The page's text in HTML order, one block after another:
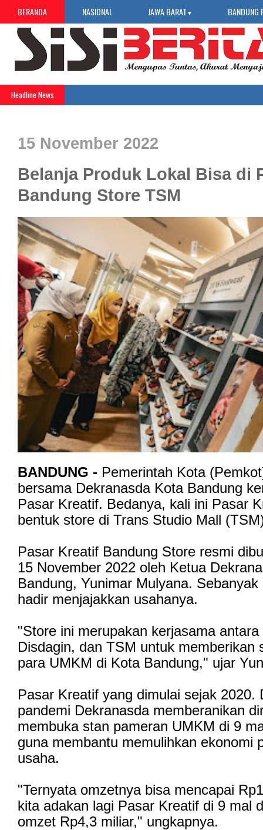
BERANDA NASIONAL JAWA BARAT ▼ BANDUNG
Headline News
15 November 2022
Belanja Produk Lokal Bisa di
Bandung Store TSM
BANDUNG - Pemerintah Kota
bersama Dekranasda Kota Bandung
Pasar Kreatif. Bedanya, kali ini Pasar
bentuk store di Trans Studio Mall
Pasar Kreatif Bandung Store resmi
15 November 2022 oleh Ketua
Bandung, Yunimar Mulyana.
hadir menjajakkan usahanya.
"Store ini merupakan kerjasama
Disdagin, dan TSM untuk memberikan
para UMKM di Kota Bandung," ujar
Pasar Kreatif yang dimulai sejak 2020.
pandemi Dekranasda memberanikan
membuka stan pameran UMKM di 9
guna membantu memulihkan ekonomi
usaha.
"Ternyata omzetnya bisa mencapai
kita adakan lagi Pasar Kreatif di 9 mal
omzet Rp4,3 miliar," ungkapnya.